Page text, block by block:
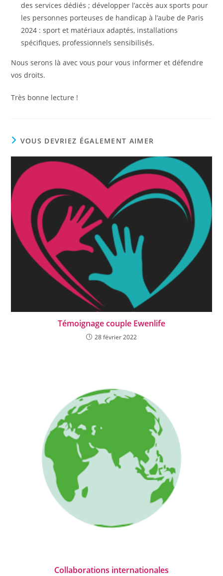
des services dédiés ; développer l’accès aux sports pour
les personnes porteuses de handicap à l’aube de Paris
2024 : sport et matériaux adaptés, installations
spécifiques, professionnels sensibilisés.
Nous serons là avec vous pour vous informer et défendre
vos droits.
Très bonne lecture !
VOUS DEVRIEZ ÉGALEMENT AIMER
Témoignage couple Ewenlife
28 février 2022
Collaborations internationales